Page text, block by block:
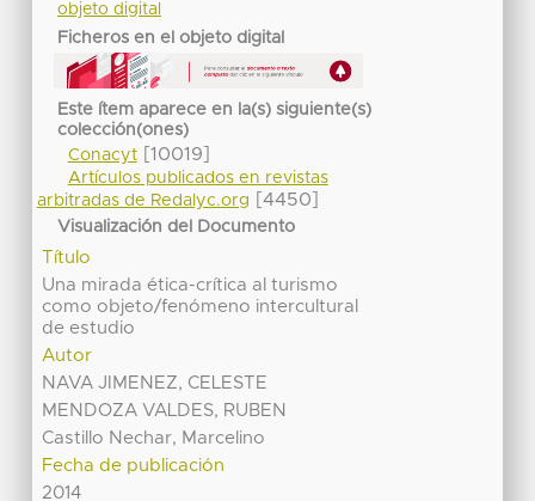
objeto digital
Ficheros en el objeto digital
Este ítem aparece en la(s) siguiente(s)
colección(ones)
Conacyt[10019]
Artículos publicados en revistas
arbitradas de Redalyc.org
[4450]
Visualización del Documento
Título
Una mirada ética-crítica al turismo
como objeto/fenómeno intercultural
de estudio
Autor
NAVA JIMENEZ, CELESTE
MENDOZA VALDES, RUBEN
Castillo Nechar, Marcelino
Fecha de publicación
2014